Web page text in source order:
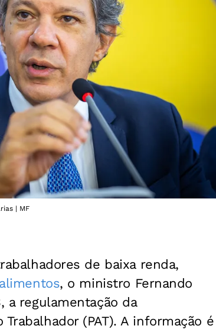
| MF
de baixa renda,
, o ministro Fernando
a regulamentação da
(PAT). A informação é